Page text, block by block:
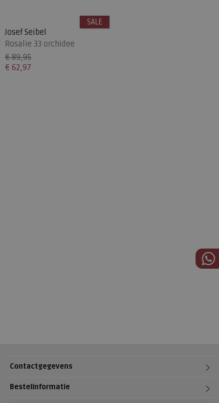
Josef Seibel
Rosalie 33 orchidee
€ 89,95
€ 62,97
SALE
Contactgegevens
Bestelinformatie